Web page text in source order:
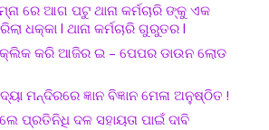
ରେ ଆଗ ପଟୁ ଥାନା କର୍ମଚାରି ଙ୍କୁ ଏକ
ଧକ୍କା l ଥାନା କର୍ମଚାରି ଗୁରୁତର l
କରି ଆଜିର ଇ – ପେପର ଡାଉନ ଲୋଡ
ମନ୍ଦିରରେ ଜ୍ଞାନ ବିଜ୍ଞାନ ମେଳା ଅନୁଷ୍ଠିତ !
ପ୍ରତିନିଧି ଦଳ ସହାୟତା ପାଇଁ ଦାବି